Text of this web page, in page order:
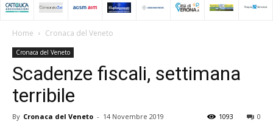
del
Home Cronaca del Veneto
Cronaca del Veneto
Scadenze fiscali, settimana
terribile
By Cronaca del Veneto - 14 Novembre 2019 0
1093